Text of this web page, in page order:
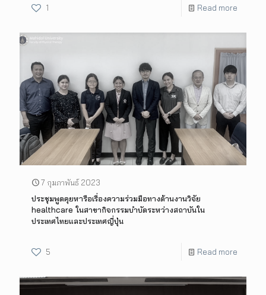
1 Read more
7 กุมภาพันธ์ 2023
ประชุมพูดคุยหารือเรื่องความร่วมมือทางด้านงานวิจัย
healthcare ในสาขากิจกรรมบำบัดระหว่างสถาบันใน
ประเทศไทยและประเทศญี่ปุ่น
5 Read more